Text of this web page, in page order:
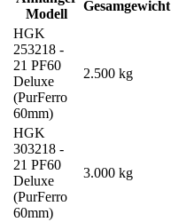
Modell
Gesamgewicht
HGK
253218 -
21 PF60
Deluxe
(PurFerro
60mm)
2.500 kg
HGK
303218 -
21 PF60
Deluxe
(PurFerro
60mm)
3.000 kg